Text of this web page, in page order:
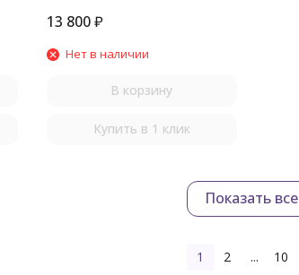
13 800 ₽
Нет в наличии
В корзину
Купить в 1 клик
Показать все
1 2 ... 10